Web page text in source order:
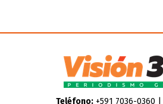
Teléfono:+591 7036-0360 |